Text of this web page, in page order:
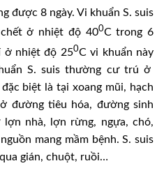
được 8 ngày. Vi khuẩn S. suis
ở nhiệt độ 400C trong 6
ở nhiệt độ 250C vi khuẩn này
S. suis thường cư trú ở
biệt là tại xoang mũi, hạch
đường tiêu hóa, đường sinh
nhà, lợn rừng, ngựa, chó,
mang mầm bệnh. S. suis
gián, chuột, ruồi…